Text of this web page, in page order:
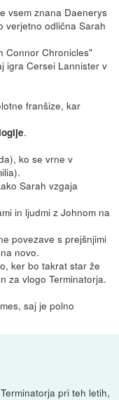
vsem znana Daenerys
verjetno odlična Sarah
Connor Chronicles"
igra Cersei Lannister v
franšize, kar
.
ko se vrne v
Sarah vzgaja
in ljudmi z Johnom na
povezave s prejšnjimi
novo.
ker bo takrat star že
za vlogo Terminatorja.
saj je polno
pri teh letih,